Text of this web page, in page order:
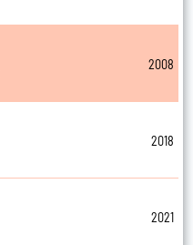
2008
2018
2021